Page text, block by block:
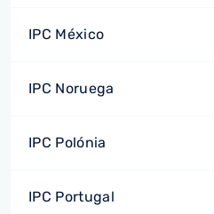
IPC México
IPC Noruega
IPC Polónia
IPC Portugal